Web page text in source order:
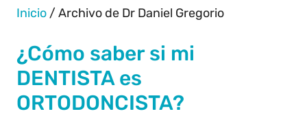
Inicio /Archivo de Dr Daniel Gregorio
¿Cómo saber si mi
DENTISTA es
ORTODONCISTA?